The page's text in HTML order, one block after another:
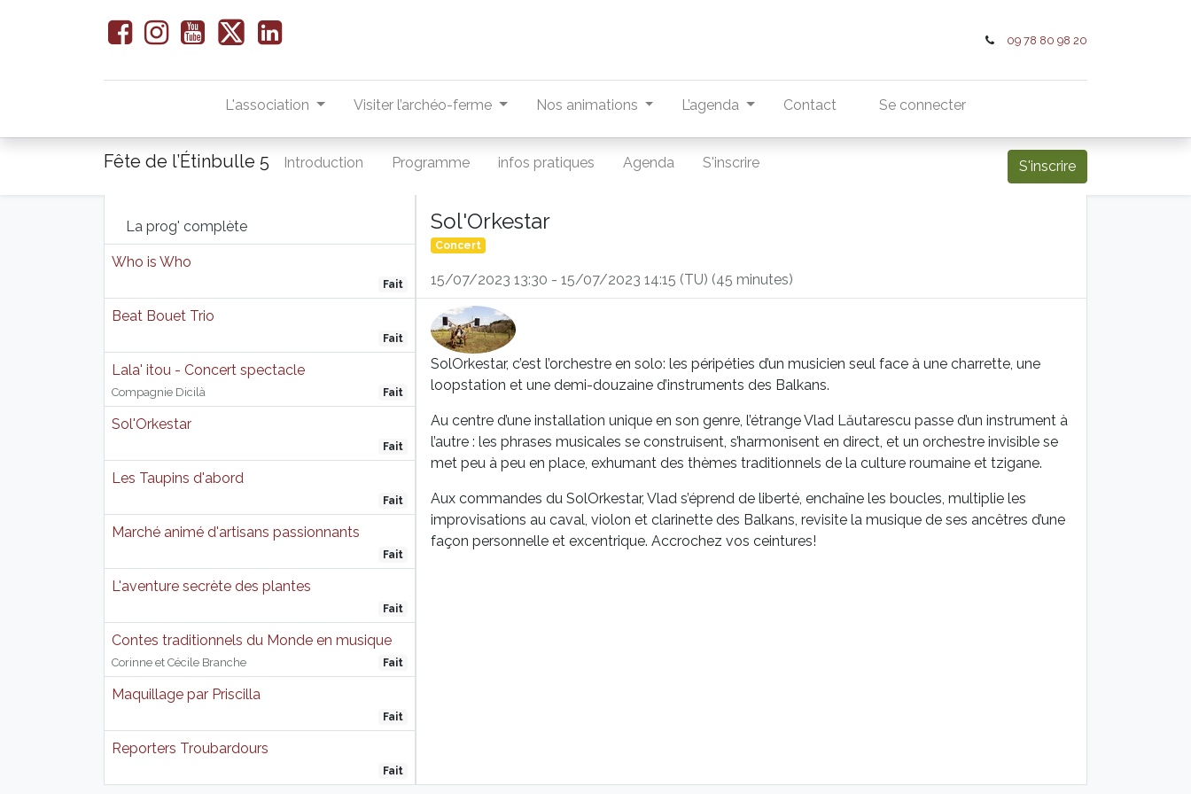
09 78 80 98 20
L'association Visiter l’archéo-ferme Nos animations L’agenda Contact Se connecter
Fête de l’Étinbulle 5 Introduction Programme infos pratiques Agenda S'inscrire S'inscrire
La prog' complète
Who is Who
Fait
Beat Bouet Trio
Fait
Lala' itou - Concert spectacle
Compagnie Dicilà Fait
Sol'Orkestar
Fait
Les Taupins d'abord
Fait
Marché animé d'artisans passionnants
Fait
L'aventure secrète des plantes
Fait
Contes traditionnels du Monde en musique
Corinne et Cécile Branche Fait
Maquillage par Priscilla
Fait
Reporters Troubardours
Fait
Sol'Orkestar
Concert
15/07/2023 13:30 - 15/07/2023 14:15 (TU) (45 minutes)
SolOrkestar, c’est l’orchestre en solo: les péripéties d’un musicien seul face à une charrette, une
loopstation et une demi-douzaine d’instruments des Balkans.
Au centre d’une installation unique en son genre, l’étrange Vlad Lăutarescu passe d’un instrument à
l’autre : les phrases musicales se construisent, s’harmonisent en direct, et un orchestre invisible se
met peu à peu en place, exhumant des thèmes traditionnels de la culture roumaine et tzigane.
Aux commandes du SolOrkestar, Vlad s’éprend de liberté, enchaîne les boucles, multiplie les
improvisations au caval, violon et clarinette des Balkans, revisite la musique de ses ancêtres d’une
façon personnelle et excentrique. Accrochez vos ceintures!